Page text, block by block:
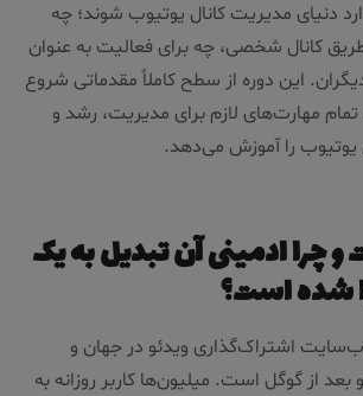
دنیای مدیریت کانال یوتیوب شوند؛ چه
کانال شخصی، چه برای فعالیت به عنوان
این دوره از سطح کاملاً مقدماتی شروع
مهارت‌های لازم برای مدیریت، رشد و
یوتیوب را آموزش می‌دهد.
چرا ادمینی آن تبدیل به یک
شده است؟
اشتراک‌گذاری ویدئو در جهان و
از گوگل است. میلیون‌ها کاربر روزانه به